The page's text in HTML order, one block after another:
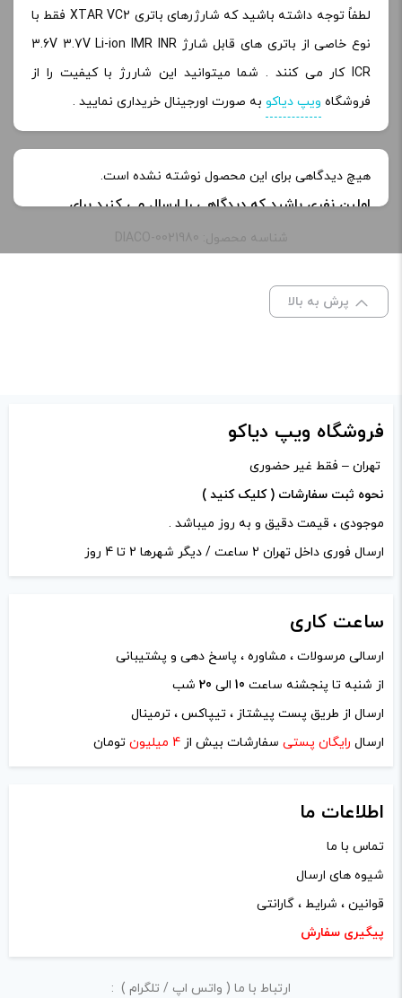
لطفاً توجه داشته باشید
که شارژرهای باتری XTAR VC2 فقط با
نوع خاصی از باتری های قابل شارژ 3.6V 3.7V Li-ion IMR INR
ICR کار می کنند . شما میتوانید این شاررژ با کیفیت را از
فروشگاه ویپ دیاکو به صورت اورجینال خریداری نمایید .
هیچ دیدگاهی برای این محصول نوشته نشده است.
اولین نفری باشید که دیدگاهی را ارسال می کنید برای
“شارژر باتری اکستار | Xtar VC2 Battery Charger”
علامت‌گذاری شده‌اند
نام*
ایمیل*
ذخیره نام، ایمیل و وبسایت من در مرورگر برای زمانی که دوباره
دیدگاهی می‌نویسم.
لازم است محتوای ارسالی منطبق برعرف و شئونات جامعه و با
بیانی رسمی و عاری از لحن تند، تمسخرو توهین باشد.
از ارسال لینک‌های سایت‌های دیگر و ارایه‌ی اطلاعات شخصی
شناسه محصول: DIACO-0021980
پرش به بالا
فروشگاه ویپ دیاکو
تهران – فقط غیر حضوری
نحوه ثبت سفارشات ( کلیک کنید )
موجودی ، قیمت دقیق و به روز میباشد .
ارسال فوری داخل تهران 2 ساعت / دیگر شهرها 2 تا 4 روز
ساعت کاری
ارسالی مرسولات ، مشاوره ، پاسخ دهی و پشتیبانی
از شنبه تا پنجشنه ساعت 10 الی 20 شب
ارسال از طریق پست پیشتاز ، تیپاکس ، ترمینال
ارسال رایگان پستی سفارشات بیش از 4 میلیون تومان
اطلاعات ما
تماس با ما
شیوه های ارسال
قوانین ، شرایط ، گارانتی
پیگیری سفارش
ارتباط با ما ( واتس اپ / تلگرام ) :